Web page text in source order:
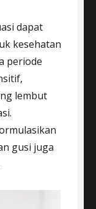
dapat
kesehatan
periode
lembut
gusi juga